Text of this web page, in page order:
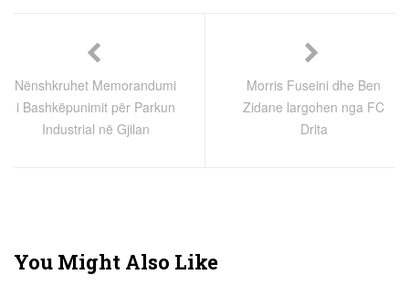
Nënshkruhet Memorandumi
i Bashkëpunimit për Parkun
Industrial në Gjilan
Morris Fuseini dhe Ben
Zidane largohen nga FC
Drita
You Might Also Like